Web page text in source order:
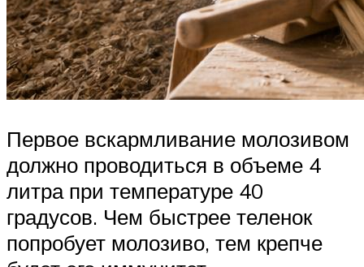
Первое вскармливание молозивом
должно проводиться в объеме 4
литра при температуре 40
градусов. Чем быстрее теленок
попробует молозиво, тем крепче